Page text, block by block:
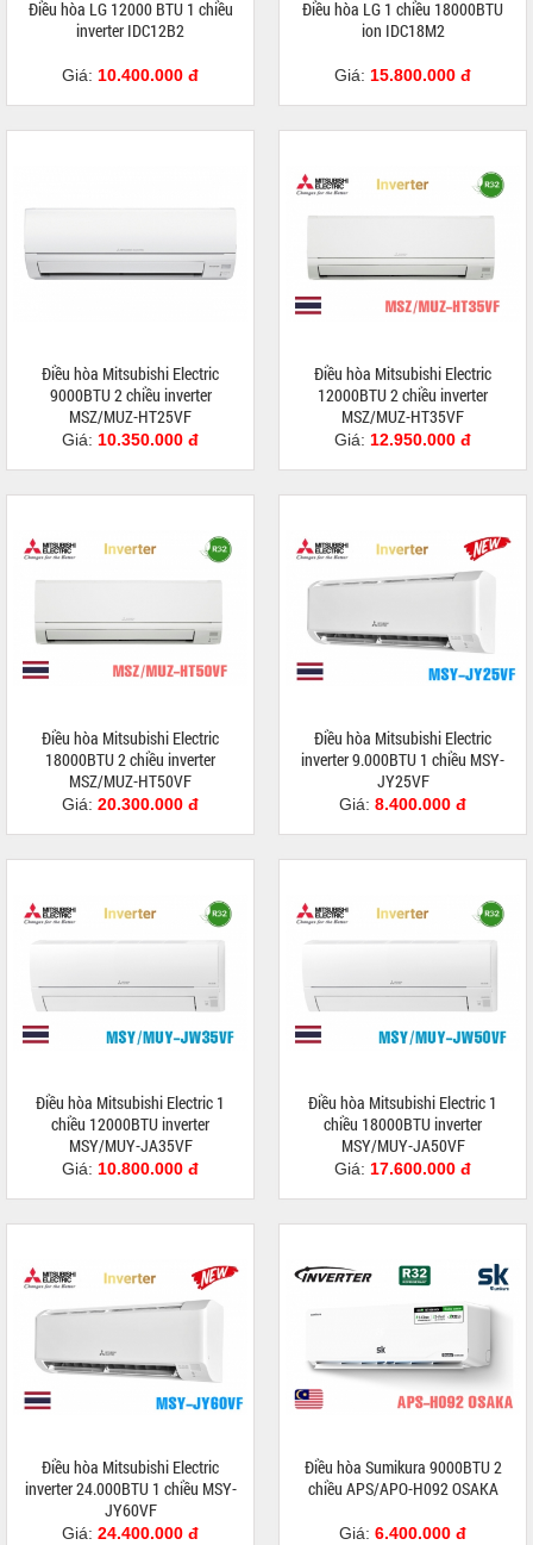
Điều hòa LG 12000 BTU 1 chiều
inverter IDC12B2
Giá: 10.400.000 đ
Điều hòa LG 1 chiều 18000BTU
ion IDC18M2
Giá: 15.800.000 đ
Điều hòa Mitsubishi Electric
9000BTU 2 chiều inverter
MSZ/MUZ-HT25VF
Giá: 10.350.000 đ
Điều hòa Mitsubishi Electric
12000BTU 2 chiều inverter
MSZ/MUZ-HT35VF
Giá: 12.950.000 đ
Điều hòa Mitsubishi Electric
18000BTU 2 chiều inverter
MSZ/MUZ-HT50VF
Giá: 20.300.000 đ
Điều hòa Mitsubishi Electric
inverter 9.000BTU 1 chiều MSY-
JY25VF
Giá: 8.400.000 đ
Điều hòa Mitsubishi Electric 1
chiều 12000BTU inverter
MSY/MUY-JA35VF
Giá: 10.800.000 đ
Điều hòa Mitsubishi Electric 1
chiều 18000BTU inverter
MSY/MUY-JA50VF
Giá: 17.600.000 đ
Điều hòa Mitsubishi Electric
inverter 24.000BTU 1 chiều MSY-
JY60VF
Giá: 24.400.000 đ
Điều hòa Sumikura 9000BTU 2
chiều APS/APO-H092 OSAKA
Giá: 6.400.000 đ